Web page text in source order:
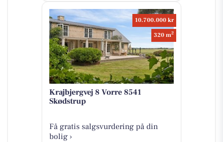
10.700.000 kr
320 m2
Krajbjergvej 8 Vorre 8541
Skødstrup
Få gratis salgsvurdering på din
bolig ›